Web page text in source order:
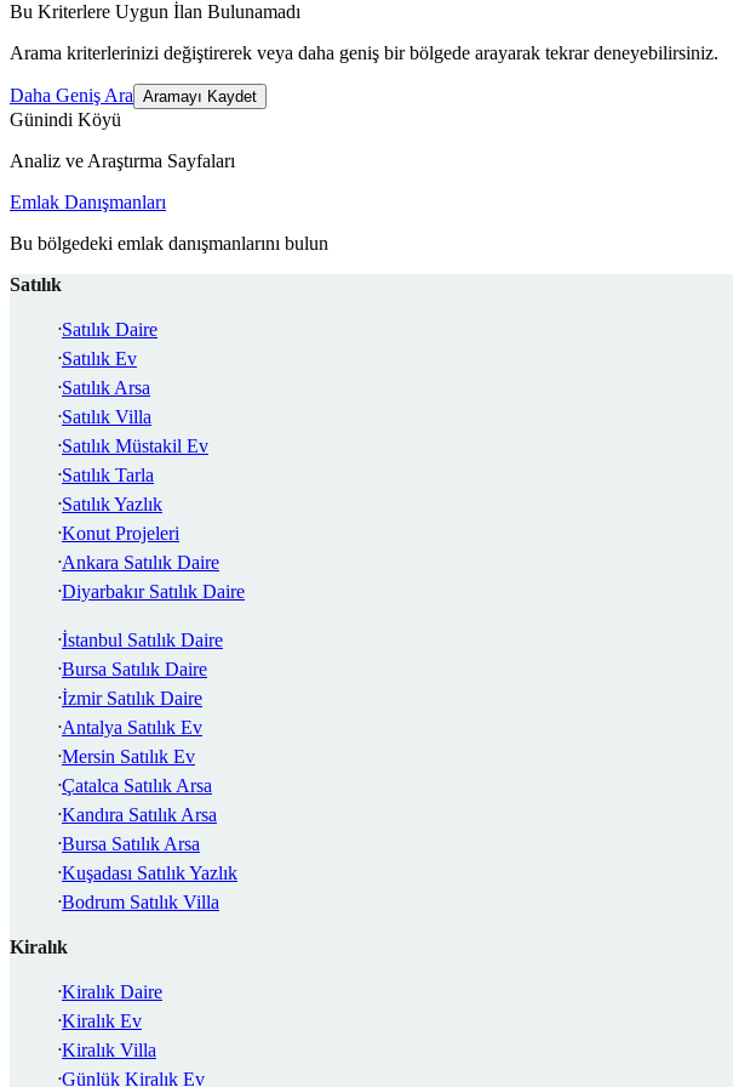
Bu Kriterlere Uygun İlan Bulunamadı
Arama kriterlerinizi değiştirerek veya daha geniş bir bölgede arayarak tekrar deneyebilirsiniz.
Daha Geniş Ara Aramayı Kaydet
Günindi Köyü
Analiz ve Araştırma Sayfaları
Emlak Danışmanları
Bu bölgedeki emlak danışmanlarını bulun
Satılık
Satılık Daire
Satılık Ev
Satılık Arsa
Satılık Villa
Satılık Müstakil Ev
Satılık Tarla
Satılık Yazlık
Konut Projeleri
Ankara Satılık Daire
Diyarbakır Satılık Daire
İstanbul Satılık Daire
Bursa Satılık Daire
İzmir Satılık Daire
Antalya Satılık Ev
Mersin Satılık Ev
Çatalca Satılık Arsa
Kandıra Satılık Arsa
Bursa Satılık Arsa
Kuşadası Satılık Yazlık
Bodrum Satılık Villa
Kiralık
Kiralık Daire
Kiralık Ev
Kiralık Villa
Günlük Kiralık Ev